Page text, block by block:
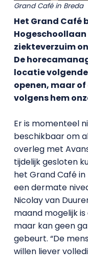
Grand Café in Breda
Het Grand Café
Hogeschoollaan
ziekteverzuim
De
locatie
openen, maar
volgens hem
Er is momenteel
beschikbaar om
overleg met
tijdelijk gesloten
het Grand Café in
een dermate
Nicolay van
maand mogelijk
maar kan geen
gebeurt. “De
willen liever